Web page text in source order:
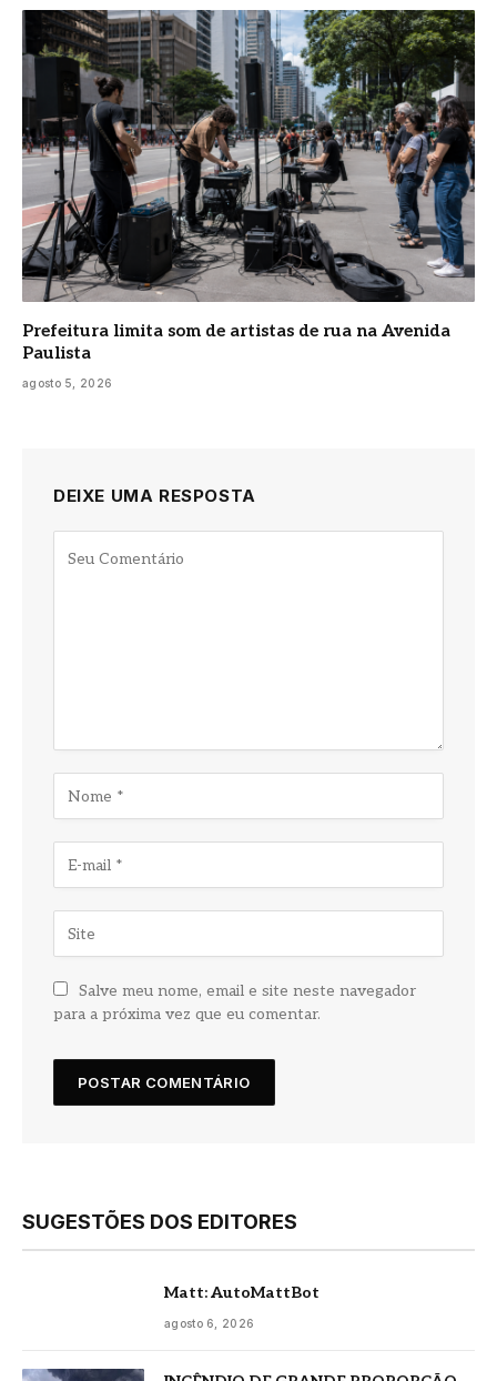
Prefeitura limita som de artistas de rua na Avenida
Paulista
agosto 5, 2026
DEIXE UMA RESPOSTA
Salve meu nome, email e site neste navegador
para a próxima vez que eu comentar.
SUGESTÕES DOS EDITORES
Matt: AutoMattBot
agosto 6, 2026